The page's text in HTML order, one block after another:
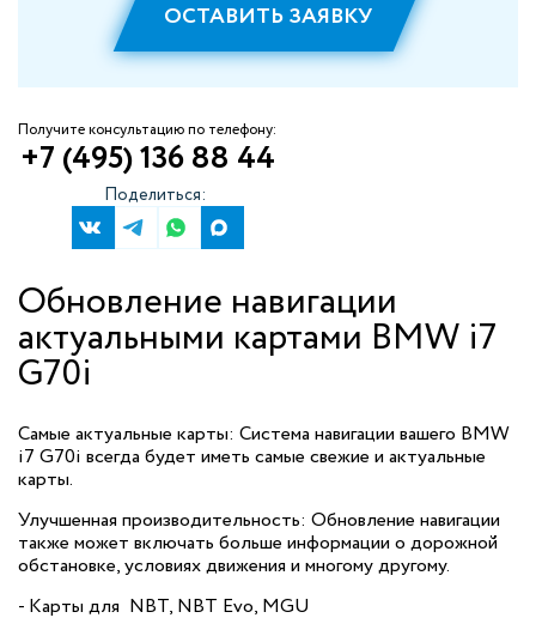
ОСТАВИТЬ ЗАЯВКУ
Получите консультацию по телефону:
+7 (495) 136 88 44
Поделиться:
Обновление навигации
актуальными картами BMW i7
G70i
Самые актуальные карты: Система навигации вашего BMW
i7 G70i всегда будет иметь самые свежие и актуальные
карты.
Улучшенная производительность: Обновление навигации
также может включать больше информации о дорожной
обстановке, условиях движения и многому другому.
- Карты для NBT, NBT Evo, MGU